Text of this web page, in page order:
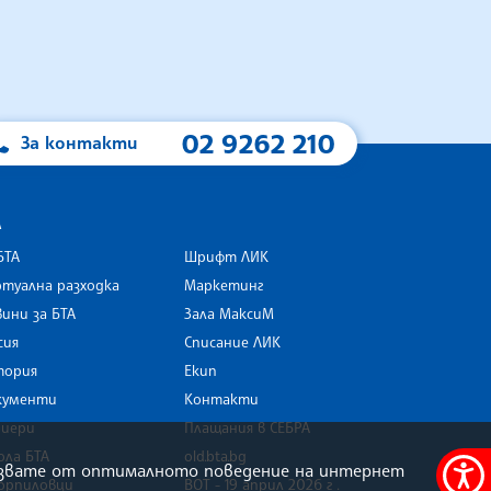
За контакти 02 9262 210
разходка
за БТА
БТА
Шрифт ЛИК
Маркетинг
Зала МаксиМ
Списание ЛИК
Екип
Контакти
Плащания в СЕБРА
old.bta.bg
ВОТ - 19 април 2026 г .
от оптималното поведение на интернет